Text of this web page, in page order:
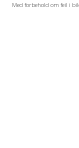
Med forbehold om feil i